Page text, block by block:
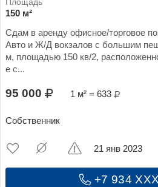
150 м²
Сдам в аренду офисное/торговое
Авто и Ж/Д вокзалов с большим
м, площадью 150 кв/2,
е с...
95 000 1 м² = 633
Собственник
+7 934
21 янв 2023